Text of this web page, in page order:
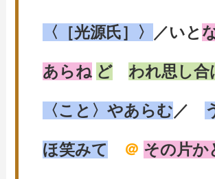
〈［光源氏］〉 ／いと
あらね ど われ思し合
〈こと〉やあらむ／
ほ笑みて ＠ その片か